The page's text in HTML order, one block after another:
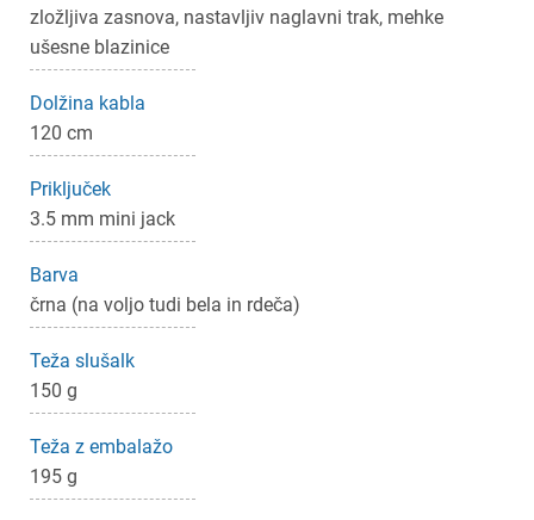
zložljiva zasnova, nastavljiv naglavni trak, mehke
ušesne blazinice
Dolžina kabla
120 cm
Priključek
3.5 mm mini jack
Barva
črna (na voljo tudi bela in rdeča)
Teža slušalk
150 g
Teža z embalažo
195 g
Za dodajanje na seznam želja morate biti prijavljeni.
Prekliči